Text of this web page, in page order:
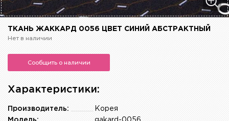
ТКАНЬ ЖАККАРД 0056 ЦВЕТ СИНИЙ АБСТРАКТНЫЙ
Нет в наличии
Сообщить о наличии
Характеристики:
Корея
Производитель: